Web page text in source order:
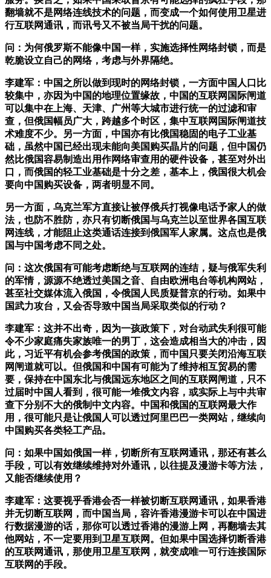
翻墙就不是网络连线技术的问题，而变成一个如何使用卫星进
行互联网通讯，而讯号又不被当局干扰的问题。
问：为何俄罗斯不能像中国一样，实施选择性网络封锁，而是
乾脆设立自己的网络，考虑与外界隔绝。
李建军：中国之所以做到现时的网络封锁，一方面中国人口比
较集中，亦因为中国的地理位置缘故，中国的互联网国际闸道
可以集中在上海、天津、广州等大城市进行统一的过滤和审
查，但俄国幅员广大，跨越多个时区，集中互联网国际闸道技
术难度不少。另一方面，中国亦有比俄国稳固的电子工业基
础，虽然中国已经出现未能向美国购买晶片的问题，但中国仍
然比俄国容易制造出用作网络审查用的硬件设备，甚至对外出
口，而俄国的轻工业基础是十分之差，基本上，俄国很大机会
要向中国购买设备，两者明显不同。
另一方面，乌克兰军方直接让被俘俄兵打视像电话予家人的做
法，也防不胜防，亦只有切断俄国与乌克兰以至世界各国互联
网连线，才能阻止这类通话连接到俄国军人家属。这点也是俄
国与中国考虑不同之处。
问：这次俄国有可能考虑断绝与互联网的连结，疑与俄军失利
的军情，源源不绝透过美国之音、自由欧洲电台等机构网站，
甚至社交媒体流入俄国，令俄国人民质疑普京的行动。如果中
国武力攻台，又会否导致中国当局采取类似的行动？
李建军：这并不出奇，因为一孩政策下，对台动武失利很可能
令不少家庭痛失家族唯一的男丁，这会造成相当大的冲击，因
此，习近平有机会参考俄国的政策，而中国只要关闭沿海互联
网闸道就可以。但俄国和中国有可能为了维持相互贸易的需
要，保持在中国东北与俄国远东地区之间的互联网闸道，只不
过届时中国人看到，很可能一堆俄文内容，或实际上与中共审
查下分别不大的俄制中文内容。中国和俄国的互联网最大作
用，很可能只是让俄国人可以透过阿里巴巴一类网站，继续向
中国购买各类轻工产品。
问：如果中国如俄国一样，切断所有互联网通讯，那还有甚么
手段，可以有效继续维持对外通讯，以往提及漫游卡等方法，
又能否继续使用？
李建军：这要视乎香港会否一样被切断互联网通讯，如果香港
并无切断互联网，而中国当局，容许香港漫游卡可以在中国进
行数据漫游的话，那你可以透过香港的漫游上网，再翻墙去其
他网站，不一定要用到卫星互联网。但如果中国选择切断香港
的互联网通讯，那使用卫星互联网，就变成唯一可行连接国际
互联网的手段。